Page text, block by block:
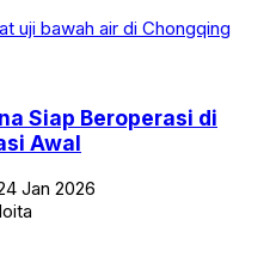
Siap Beroperasi di
Awal
Jan 2026